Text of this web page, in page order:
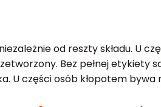
od reszty składu. U
Bez pełnej etykiety
U części osób kłopotem